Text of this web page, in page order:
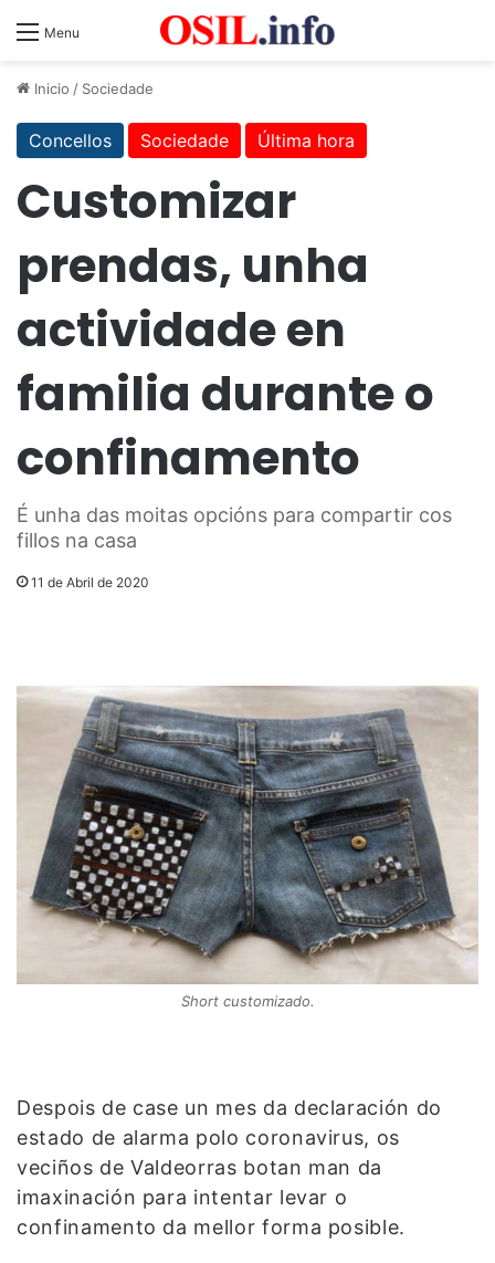
Menu
Inicio / Sociedade
Concellos Sociedade Última hora
Customizar
prendas, unha
actividade en
familia durante o
confinamento
É unha das moitas opcións para compartir cos
fillos na casa
11 de Abril de 2020
Short customizado.
Despois de case un mes da declaración do
estado de alarma polo coronavirus, os
veciños de Valdeorras botan man da
imaxinación para intentar levar o
confinamento da mellor forma posible.